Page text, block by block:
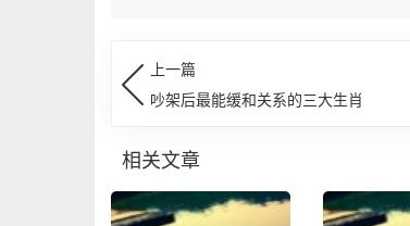
上一篇
吵架后最能缓和关系的三大生肖
相关文章